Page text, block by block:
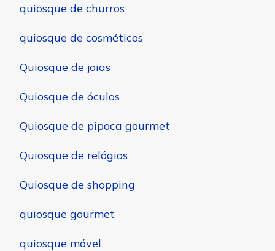
quiosque de churros
quiosque de cosméticos
Quiosque de joias
Quiosque de óculos
Quiosque de pipoca gourmet
Quiosque de relógios
Quiosque de shopping
quiosque gourmet
quiosque móvel